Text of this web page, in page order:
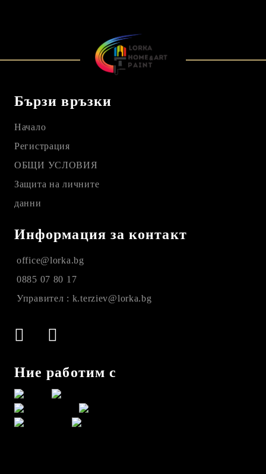
Бързи връзки
Начало
Регистрация
ОБЩИ УСЛОВИЯ
Защита на личните
данни
Информация за контакт
office@lorka.bg
0885 07 80 17
Управител : k.terziev@lorka.bg
Ние работим с